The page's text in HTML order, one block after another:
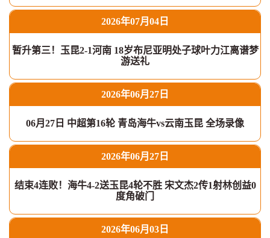
2026年07月04日
暂升第三！玉昆2-1河南 18岁布尼亚明处子球叶力江离谱梦
游送礼
2026年06月27日
06月27日 中超第16轮 青岛海牛vs云南玉昆 全场录像
2026年06月27日
结束4连败！海牛4-2送玉昆4轮不胜 宋文杰2传1射林创益0
度角破门
2026年06月03日